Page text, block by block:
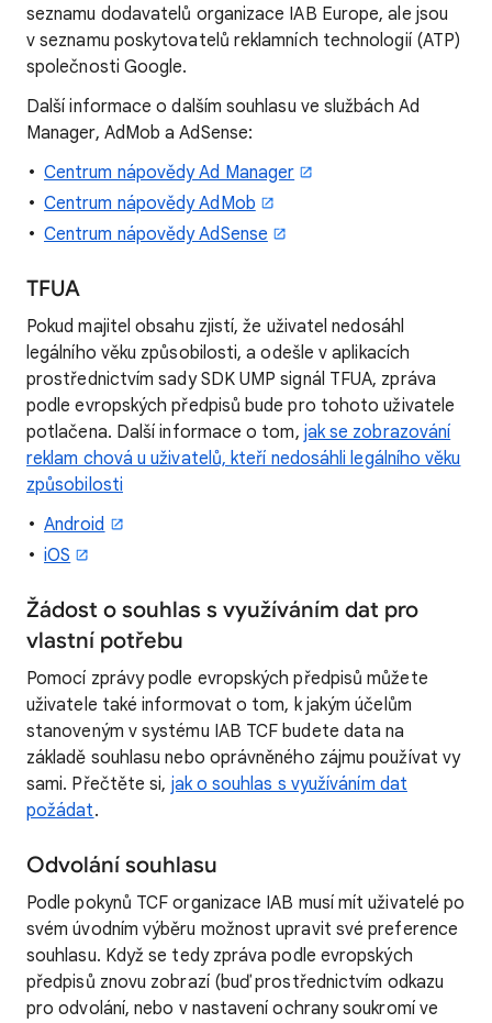
seznamu dodavatelů organizace IAB Europe, ale jsou
v seznamu poskytovatelů reklamních technologií (ATP)
společnosti Google.
Další informace o dalším souhlasu ve službách Ad
Manager, AdMob a AdSense:
Centrum nápovědy Ad Manager
Centrum nápovědy AdMob
Centrum nápovědy AdSense
TFUA
Pokud majitel obsahu zjistí, že uživatel nedosáhl
legálního věku způsobilosti, a odešle v aplikacích
prostřednictvím sady SDK UMP signál TFUA, zpráva
podle evropských předpisů bude pro tohoto uživatele
potlačena. Další informace o tom, jak se zobrazování
reklam chová u uživatelů, kteří nedosáhli legálního věku
způsobilosti
Android
iOS
Žádost o souhlas s využíváním dat pro
vlastní potřebu
Pomocí zprávy podle evropských předpisů můžete
uživatele také informovat o tom, k jakým účelům
stanoveným v systému IAB TCF budete data na
základě souhlasu nebo oprávněného zájmu používat vy
sami. Přečtěte si, jak o souhlas s využíváním dat
požádat.
Odvolání souhlasu
Podle pokynů TCF organizace IAB musí mít uživatelé po
svém úvodním výběru možnost upravit své preference
souhlasu. Když se tedy zpráva podle evropských
předpisů znovu zobrazí (buď prostřednictvím odkazu
pro odvolání, nebo v nastavení ochrany soukromí ve